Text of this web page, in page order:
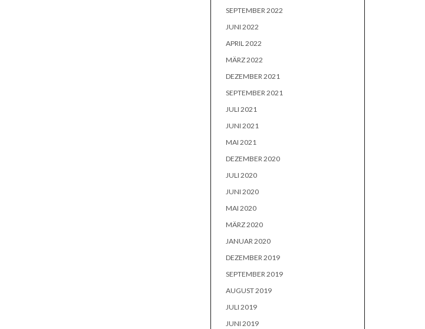
SEPTEMBER 2022
JUNI 2022
APRIL 2022
MÄRZ 2022
DEZEMBER 2021
SEPTEMBER 2021
JULI 2021
JUNI 2021
MAI 2021
DEZEMBER 2020
JULI 2020
JUNI 2020
MAI 2020
MÄRZ 2020
JANUAR 2020
DEZEMBER 2019
SEPTEMBER 2019
AUGUST 2019
JULI 2019
JUNI 2019